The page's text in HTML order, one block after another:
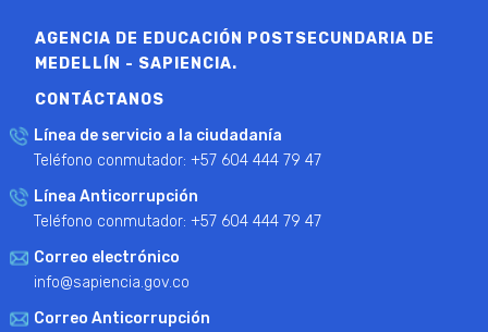
AGENCIA DE EDUCACIÓN POSTSECUNDARIA DE
MEDELLÍN - SAPIENCIA.
CONTÁCTANOS
Línea de servicio a la ciudadanía
Teléfono conmutador: +57 604 444 79 47
Línea Anticorrupción
Teléfono conmutador: +57 604 444 79 47
Correo electrónico
info@sapiencia.gov.co
Correo Anticorrupción